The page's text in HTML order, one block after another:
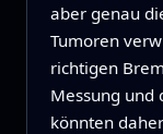
aber genau
Tumoren
richtigen
Messung und
könnten